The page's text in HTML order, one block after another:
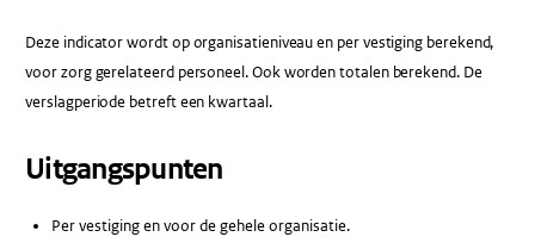
Deze indicator wordt op organisatieniveau en per vestiging berekend,
voor zorg gerelateerd personeel. Ook worden totalen berekend. De
verslagperiode betreft een kwartaal.
Uitgangspunten
Per vestiging en voor de gehele organisatie.